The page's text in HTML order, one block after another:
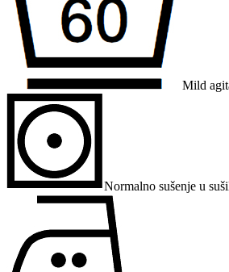
Mild
Normalno sušenje u